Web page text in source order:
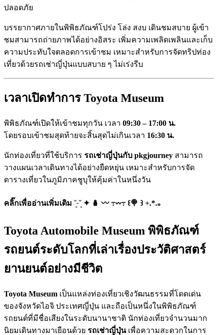
ปลอดภัย
บรรยากาศภายในพิพิธภัณฑ์โปร่ง โล่ง สงบ เดินชมสบาย ผู้เข้า
ชมสามารถถ่ายภาพได้อย่างอิสระ เพิ่มความเพลิดเพลินและเก็บ
ความประทับใจตลอดการเข้าชม เหมาะสำหรับการจัดทริปท่อง
เที่ยวด้วยรถเช่าญี่ปุ่นแบบสบาย ๆ ไม่เร่งรีบ
เวลาเปิดทำการ Toyota Museum
พิพิธภัณฑ์เปิดให้เข้าชมทุกวัน เวลา 09:30 – 17:00 น.
โดยรอบเข้าชมสุดท้ายจะสิ้นสุดไม่เกินเวลา 16:30 น.
นักท่องเที่ยวที่ใช้บริการ รถเช่าญี่ปุ่นกับ pkgjourney สามารถ
วางแผนเวลาเดินทางได้อย่างยืดหยุ่น เหมาะสำหรับการจัด
ตารางเที่ยวในภูมิภาคชูบุให้คุ้มค่าในหนึ่งวัน
คลิ๊กเพื่ออ่านเพิ่มเติม ˘͈ᵕ˘͈ ✦ 🪆 〰️ ߹𖥦߹ ꒰🍭 ꒱ +.*.｡
Toyota Automobile Museum พิพิธภัณฑ์
รถยนต์ระดับโลกที่เล่าเรื่องประวัติศาสตร์
ยานยนต์อย่างมีชีวิต
Toyota Museum เป็นแหล่งท่องเที่ยวเชิงวัฒนธรรมที่โดดเด่น
ของจังหวัดไอจิ ประเทศญี่ปุ่น และถือเป็นหนึ่งในพิพิธภัณฑ์
รถยนต์ที่มีชื่อเสียงในระดับนานาชาติ นักท่องเที่ยวจำนวนมาก
นิยมเดินทางมาเยือนด้วย รถเช่าญี่ปุ่นเพื่อความสะดวกในการ